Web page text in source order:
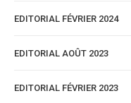
EDITORIAL FÉVRIER 2024
EDITORIAL AOÛT 2023
EDITORIAL FÉVRIER 2023